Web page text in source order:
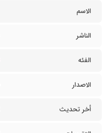
الاسم
الناشر
الفئه
الاصدار
أخر تحديث